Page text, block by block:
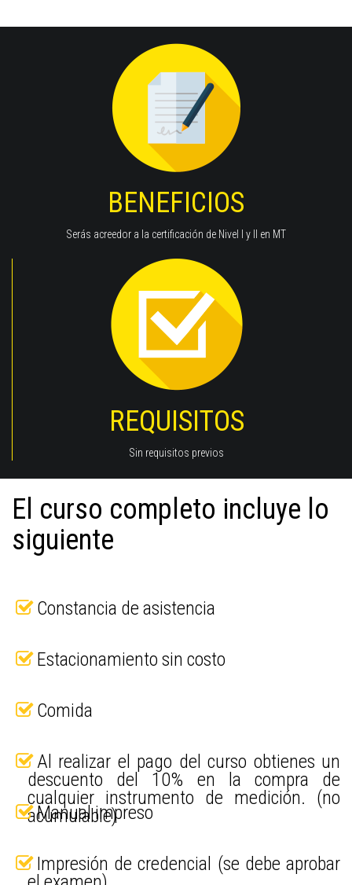
BENEFICIOS
Serás acreedor a la certificación de Nivel I y II en MT
REQUISITOS
Sin requisitos previos
El curso completo incluye lo
siguiente
Constancia de asistencia
Estacionamiento sin costo
Comida
Al realizar el pago del curso obtienes un
descuento del 10% en la compra de
cualquier instrumento de medición. (no
acumulable)
Manual impreso
Impresión de credencial (se debe aprobar